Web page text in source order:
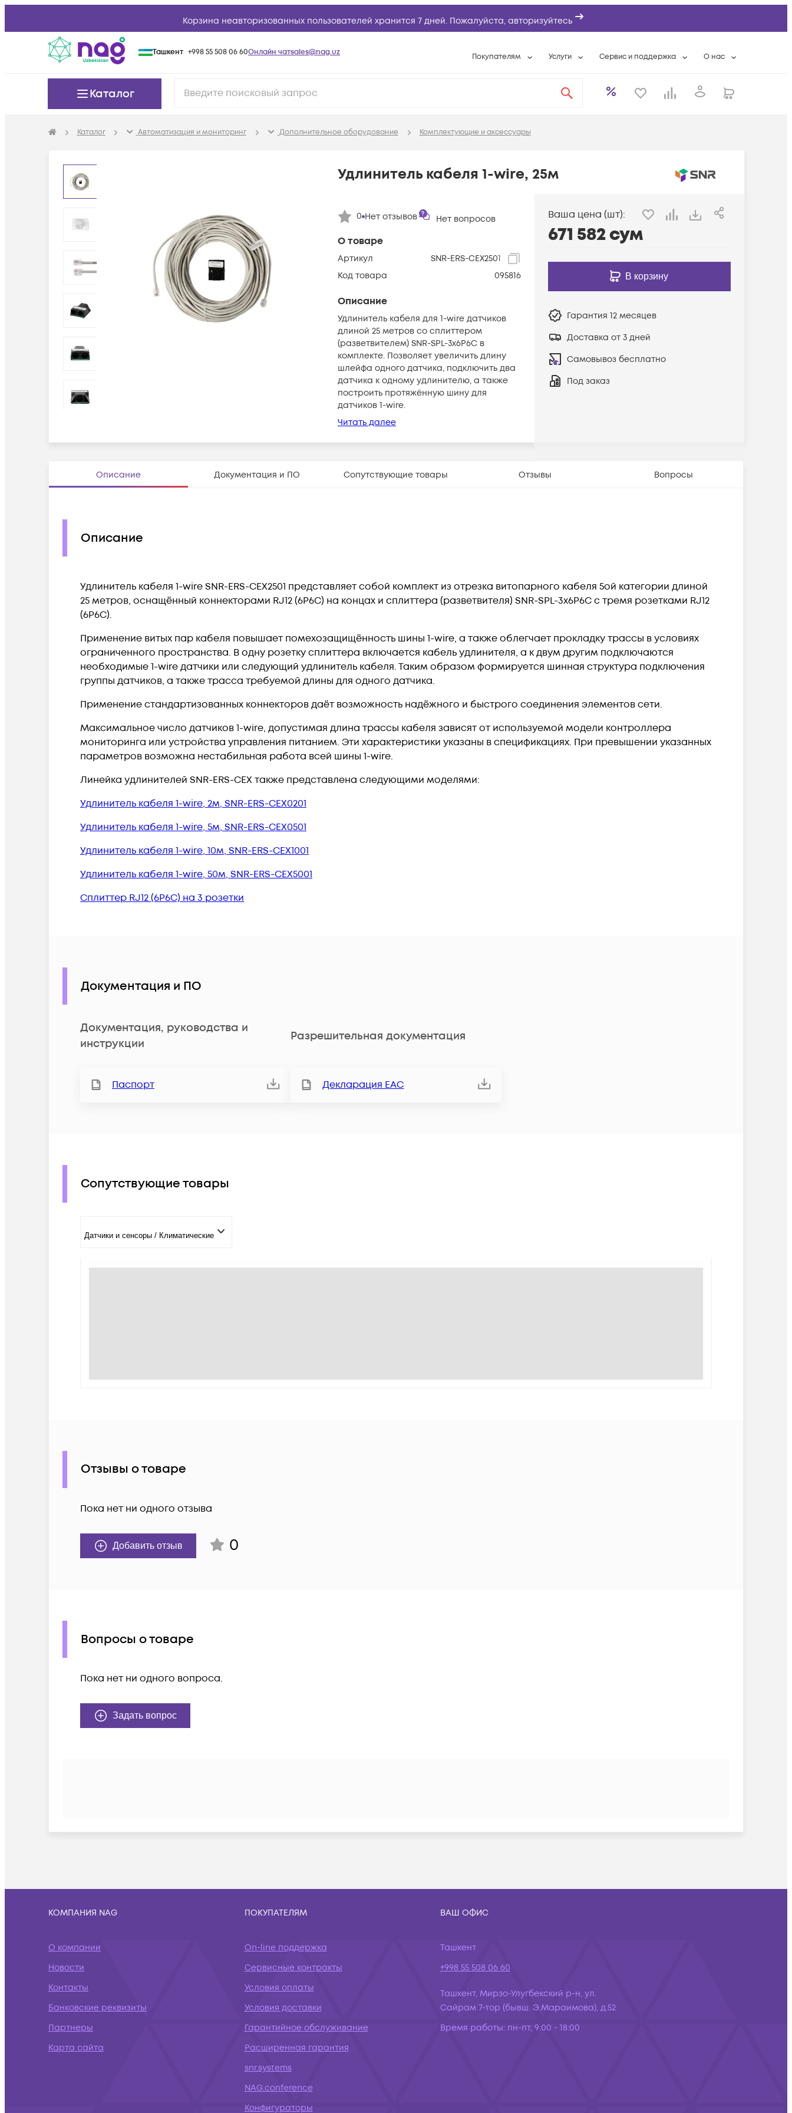
Корзина неавторизованных пользователей хранится 7 дней. Пожалуйста, авторизуйтесь
Ташкент +998 55 508 06 60Онлайн чатsales@nag.uz Покупателям
Вопросы и ответы
База знаний
Услуги
Расширенная гарантия
Сервис и поддержка
Разовые выездные работы
Условия оказания услуг
О нас
Контактная
Каталог
Каталог Автоматизация и мониторинг Дополнительное оборудование Комплектующие и аксессуары
О товаре
Артикул
SNR-ERS-CEX2501
Код товара
095816
Описание
Удлинитель кабеля для 1-wire датчиков
длиной 25 метров со сплиттером
(разветвителем) SNR-SPL-3x6P6C в
комплекте. Позволяет увеличить длину
шлейфа одного датчика, подключить два
датчика к одному удлинителю, а также
построить протяжённую шину для
датчиков 1-wire.
Читать далее
Удлинитель кабеля 1-wire, 25м
0 Нет отзывов Нет вопросов Ваша цена (шт):
671 582сум
В корзину
Гарантия 12 месяцев
Доставка от 3 дней
Самовывоз бесплатно
Под заказ
Описание Документация и ПО Сопутствующие товары Отзывы Вопросы
Описание
Удлинитель кабеля 1-wire SNR-ERS-CEX2501 представляет собой комплект из отрезка витопарного кабеля 5ой категории длиной
25 метров, оснащённый коннекторами RJ12 (6P6C) на концах и сплиттера (разветвителя) SNR-SPL-3x6P6C с тремя розетками RJ12
(6P6C).
Применение витых пар кабеля повышает помехозащищённость шины 1-wire, а также облегчает прокладку трассы в условиях
ограниченного пространства. В одну розетку сплиттера включается кабель удлинителя, а к двум другим подключаются
необходимые 1-wire датчики или следующий удлинитель кабеля. Таким образом формируется шинная структура подключения
группы датчиков, а также трасса требуемой длины для одного датчика.
Применение стандартизованных коннекторов даёт возможность надёжного и быстрого соединения элементов сети.
Максимальное число датчиков 1-wire, допустимая длина трассы кабеля зависят от используемой модели контроллера
мониторинга или устройства управления питанием. Эти характеристики указаны в спецификациях. При превышении указанных
параметров возможна нестабильная работа всей шины 1-wire.
Линейка удлинителей SNR-ERS-CEX также представлена следующими моделями:
Удлинитель кабеля 1-wire, 2м, SNR-ERS-CEX0201
Удлинитель кабеля 1-wire, 5м, SNR-ERS-CEX0501
Удлинитель кабеля 1-wire, 10м, SNR-ERS-CEX1001
Удлинитель кабеля 1-wire, 50м, SNR-ERS-CEX5001
Сплиттер RJ12 (6P6C) на 3 розетки
Документация и ПО
Документация, руководства и
инструкции
Паспорт
Разрешительная документация
Декларация ЕАС
Сопутствующие товары
Датчики и сенсоры / Климатические
Отзывы о товаре
Пока нет ни одного отзыва
Добавить отзыв 0
Вопросы о товаре
Пока нет ни одного вопроса.
Задать вопрос
КОМПАНИЯ NAG
О компании
Новости
Контакты
Банковские реквизиты
Партнеры
Карта сайта
ПОКУПАТЕЛЯМ
On-line поддержка
Сервисные контракты
Условия оплаты
Условия доставки
Гарантийное обслуживание
Расширенная гарантия
snr.systems
NAG.conference
Конфигураторы
ВАШ ОФИС
Ташкент
+998 55 508 06 60
Ташкент, Мирзо-Улугбекский р-н, ул.
Сайрам 7-тор (бывш. Э.Мараимова), д.52
Время работы: пн-пт, 9:00 - 18:00